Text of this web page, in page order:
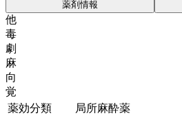
薬剤情報
他
毒
劇
麻
向
覚
薬効分類
局所麻酔薬